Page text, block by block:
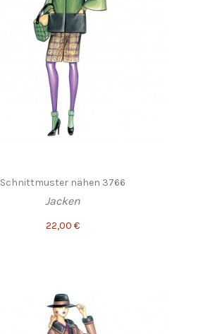
Schnittmuster nähen 3766
Jacken
22,00 €